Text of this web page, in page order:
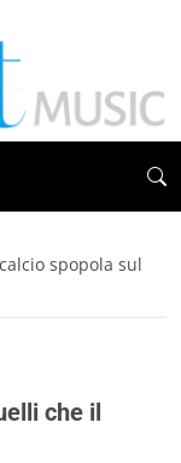
spopola sul
che il